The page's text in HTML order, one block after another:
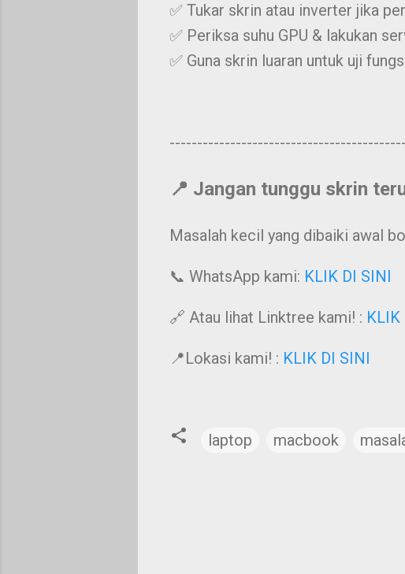
✅ Tukar skrin atau inverter jika
✅ Periksa suhu GPU & lakukan
✅ Guna skrin luaran untuk uji
📍 Jangan tunggu skrin
Masalah kecil yang dibaiki awal
📞 WhatsApp kami: KLIK DI SINI
🔗 Atau lihat Linktree kami! : KLIK
📍Lokasi kami! : KLIK DI SINI
laptop macbook